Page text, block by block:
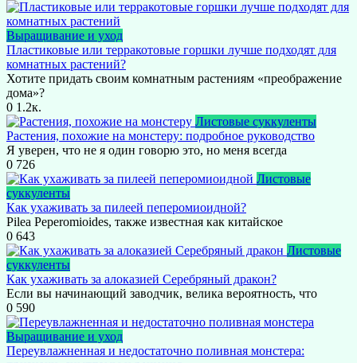
Выращивание и уход
Пластиковые или терракотовые горшки лучше подходят для
комнатных растений?
Хотите придать своим комнатным растениям «преображение
дома»?
0 1.2к.
Листовые суккуленты
Растения, похожие на монстеру: подробное руководство
Я уверен, что не я один говорю это, но меня всегда
0 726
Листовые
суккуленты
Как ухаживать за пилеей пеперомиоидной?
Pilea Peperomioides, также известная как китайское
0 643
Листовые
суккуленты
Как ухаживать за алоказией Серебряный дракон?
Если вы начинающий заводчик, велика вероятность, что
0 590
Выращивание и уход
Переувлажненная и недостаточно поливная монстера: